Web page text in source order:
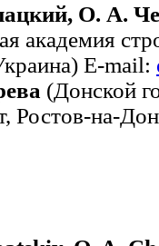
О. А.
академия
E-mail:
(Донской
Ростов-на-